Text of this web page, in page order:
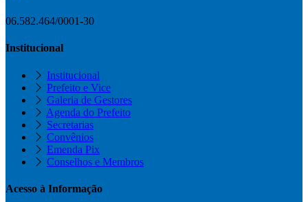
06.582.464/0001-30
Institucional
Institucional
Prefeito e Vice
Galeria de Gestores
Agenda do Prefeito
Secretarias
Convênios
Emenda Pix
Conselhos e Membros
Acesso à Informação